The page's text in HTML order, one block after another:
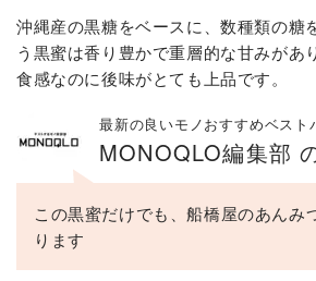
沖縄産の黒糖をベースに、数種類の糖
う黒蜜は香り豊かで重層的な甘みがあ
食感なのに後味がとても上品です。
最新の良いモノおすすめベスト
MONOQLO編集部
この黒蜜だけでも、船橋屋のあんみ
ります